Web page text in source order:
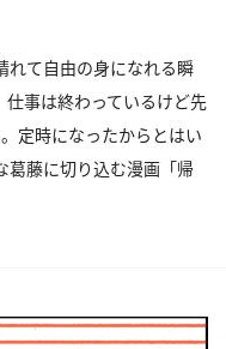
れて自由の身になれる瞬
事は終わっているけど先
定時になったからとはい
葛藤に切り込む漫画「帰